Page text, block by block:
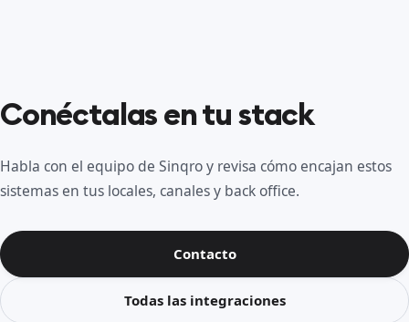
Conéctalas en tu stack
Habla con el equipo de Sinqro y revisa cómo encajan estos
sistemas en tus locales, canales y back office.
Contacto
Todas las integraciones